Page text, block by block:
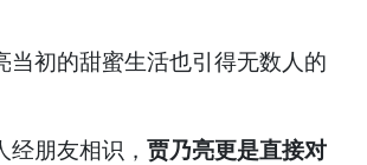
当初的甜蜜生活也引得无数人的
经朋友相识，贾乃亮更是直接对